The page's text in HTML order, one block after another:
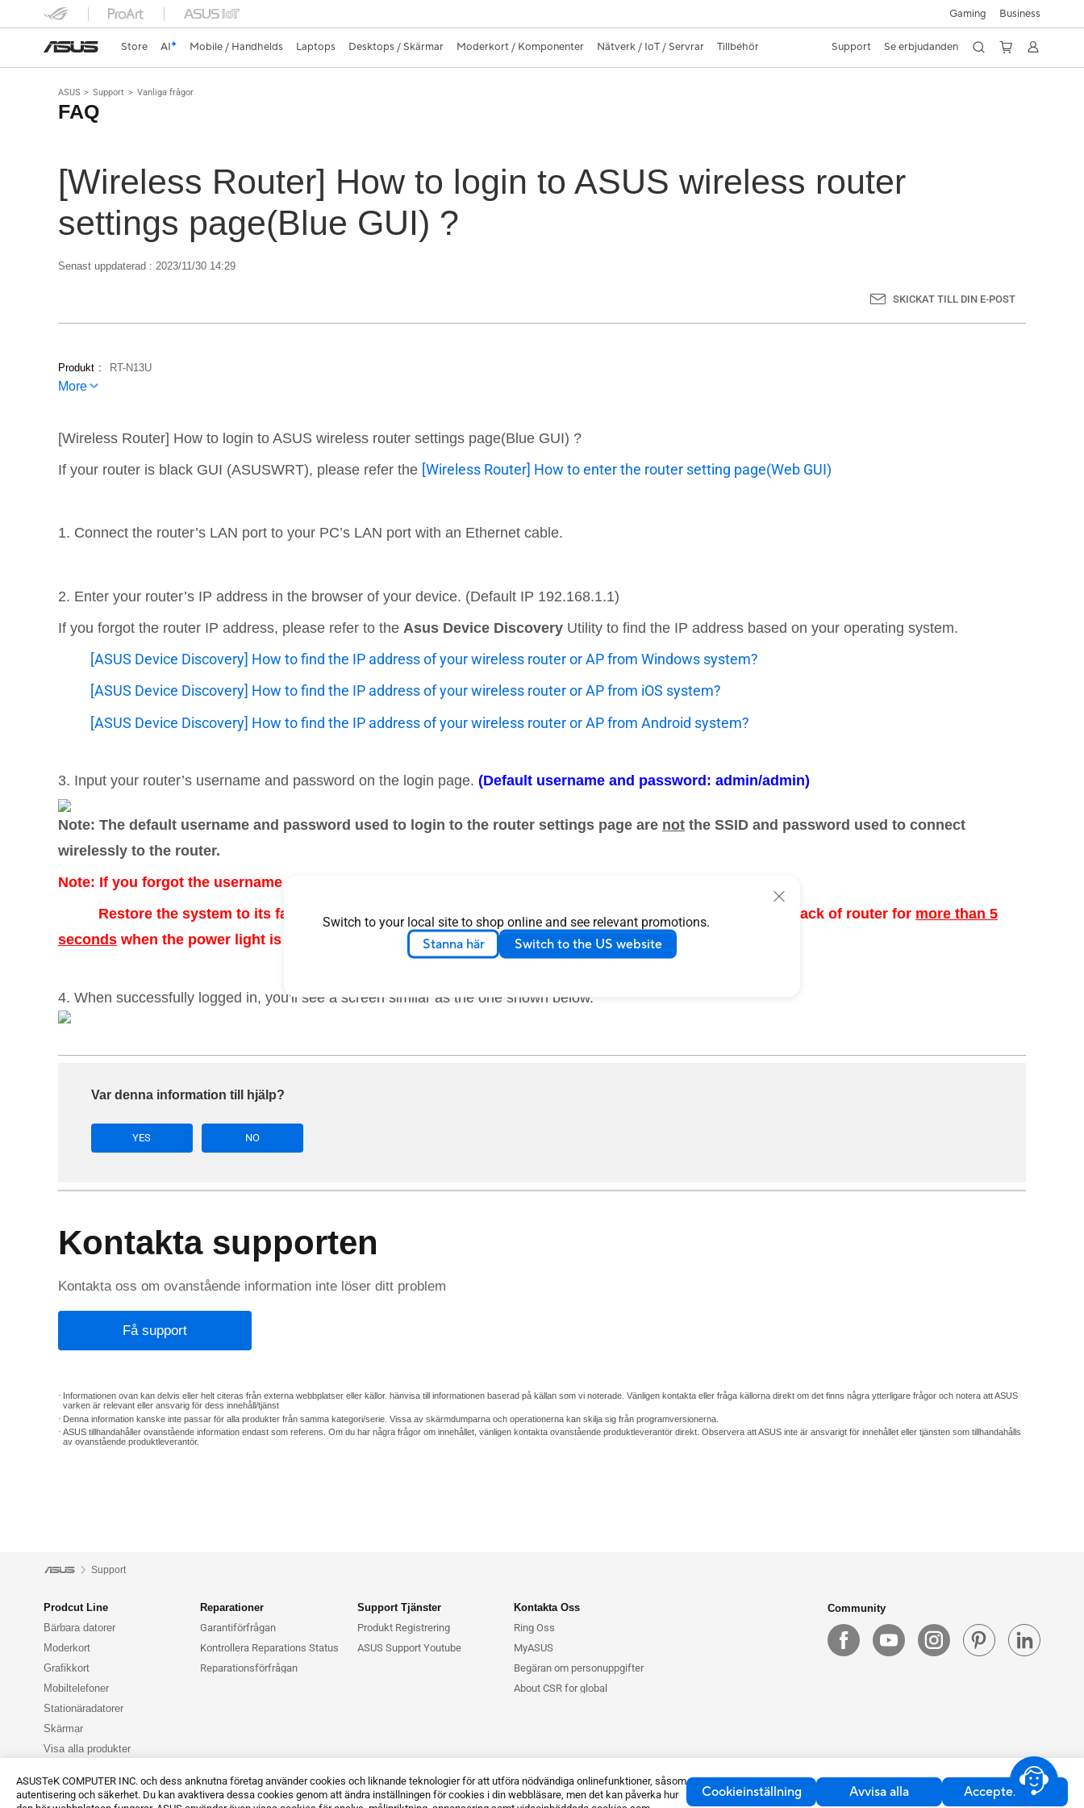
ASUSTeK COMPUTER INC. och dess anknutna företag använder cookies och liknande teknologier för att utföra nödvändiga onlinefunktioner, såsom
autentisering och säkerhet. Du kan avaktivera dessa cookies genom att ändra inställningen för cookies i din webbläsare, men det kan påverka hur
Cookieinställning Avvisa alla Acceptera alla
Switch to your local site to shop online and see relevant promotions.
Stanna här Switch to the US website
Gaming Business
Store AI Mobile / Handhelds Laptops Desktops / Skärmar Moderkort / Komponenter Nätverk / IoT / Servrar Tillbehör Support Se erbjudanden
ASUS Support Vanliga frågor
FAQ
[Wireless Router] How to login to ASUS wireless router
settings page(Blue GUI) ?
Senast uppdaterad : 2023/11/30 14:29
SKICKAT TILL DIN E-POST
Produkt RT-N13U
More
[Wireless Router] How to login to ASUS wireless router settings page(Blue GUI) ?
If your router is black GUI (ASUSWRT), please refer the [Wireless Router] How to enter the router setting page(Web GUI)
1. Connect the router’s LAN port to your PC’s LAN port with an Ethernet cable.
2. Enter your router’s IP address in the browser of your device. (Default IP 192.168.1.1)
If you forgot the router IP address, please refer to the Asus Device Discovery Utility to find the IP address based on your operating system.
[ASUS Device Discovery] How to find the IP address of your wireless router or AP from Windows system?
[ASUS Device Discovery] How to find the IP address of your wireless router or AP from iOS system?
[ASUS Device Discovery] How to find the IP address of your wireless router or AP from Android system?
3. Input your router’s username and password on the login page. (Default username and password: admin/admin)
Note: The default username and password used to login to the router settings page are not the SSID and password used to connect
wirelessly to the router.
Note: If you forgot the username and/or password, please restore the router to the factory default status.
Restore the system to its factory default settings by pressing the “Restore” or "Reset" button at the back of router for more than 5
seconds when the power light is flickering.
4. When successfully logged in, you'll see a screen similar as the one shown below.
Var denna information till hjälp?
YES NO
Kontakta supporten
Kontakta oss om ovanstående information inte löser ditt problem
Få support
Informationen ovan kan delvis eller helt citeras från externa webbplatser eller källor. hänvisa till informationen baserad på källan som vi noterade. Vänligen kontakta eller fråga källorna direkt om det finns några ytterligare frågor och notera att ASUS
varken är relevant eller ansvarig för dess innehåll/tjänst
Denna information kanske inte passar för alla produkter från samma kategori/serie. Vissa av skärmdumparna och operationerna kan skilja sig från programversionerna.
ASUS tillhandahåller ovanstående information endast som referens. Om du har några frågor om innehållet, vänligen kontakta ovanstående produktleverantör direkt. Observera att ASUS inte är ansvarigt för innehållet eller tjänsten som tillhandahålls
av ovanstående produktleverantör.
Support
Prodcut Line
Bärbara datorer
Moderkort
Grafikkort
Mobiltelefoner
Stationäradatorer
Skärmar
Visa alla produkter
Reparationer
Garantiförfrågan
Kontrollera Reparations Status
Reparationsförfrågan
Support Tjänster
Produkt Registrering
ASUS Support Youtube
Kontakta Oss
Ring Oss
MyASUS
Begäran om personuppgifter
About CSR for global
Community